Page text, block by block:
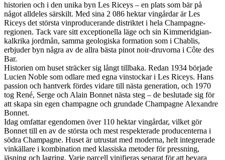
historien och i den unika byn Les Riceys – en plats som bär på
något alldeles särskilt. Med sina 2 086 hektar vingårdar är Les
Riceys det största vinproducerande distriktet i hela Champagne-
regionen. Tack vare sitt exceptionella läge och sin Kimmeridgian-
kalkrika jordmån, samma geologiska formation som i Chablis,
erbjuder byn några av de allra bästa pinot noir-druvorna i Côte des
Bar.
Historien om huset sträcker sig långt tillbaka. Redan 1934 började
Lucien Noble som odlare med egna vinstockar i Les Riceys. Hans
passion och hantverk fördes vidare till nästa generation, och 1970
tog René, Serge och Alain Bonnet nästa steg – de beslutade sig för
att skapa sin egen champagne och grundade Champagne Alexandre
Bonnet.
Idag omfattar egendomen över 110 hektar vingårdar, vilket gör
Bonnet till en av de största och mest respekterade producenterna i
södra Champagne. Huset är utrustat med moderna, helt integrerade
vinkällare i kombination med klassiska metoder för pressning,
jäsning och lagring. Varje parcell vinifieras separat för att bevara